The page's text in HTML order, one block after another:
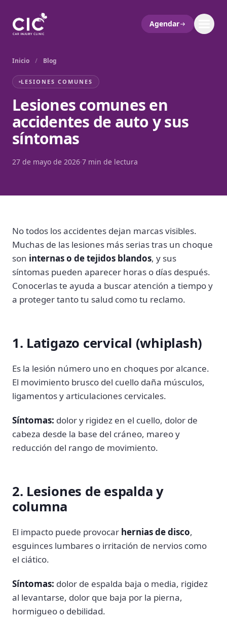
Agendar
Inicio / Blog
LESIONES COMUNES
Lesiones comunes en
accidentes de auto y sus
síntomas
27 de mayo de 2026·7 min de lectura
No todos los accidentes dejan marcas visibles.
Muchas de las lesiones más serias tras un choque
son internas o de tejidos blandos, y sus
síntomas pueden aparecer horas o días después.
Conocerlas te ayuda a buscar atención a tiempo y
a proteger tanto tu salud como tu reclamo.
1. Latigazo cervical (whiplash)
Es la lesión número uno en choques por alcance.
El movimiento brusco del cuello daña músculos,
ligamentos y articulaciones cervicales.
Síntomas: dolor y rigidez en el cuello, dolor de
cabeza desde la base del cráneo, mareo y
reducción del rango de movimiento.
2. Lesiones de espalda y
columna
El impacto puede provocar hernias de disco,
esguinces lumbares o irritación de nervios como
el ciático.
Síntomas: dolor de espalda baja o media, rigidez
al levantarse, dolor que baja por la pierna,
hormigueo o debilidad.